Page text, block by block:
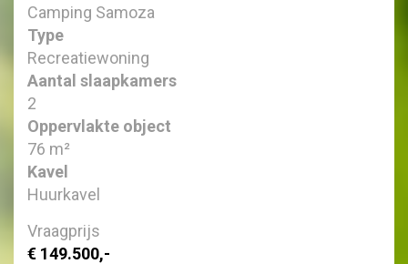
Camping Samoza
Type
Recreatiewoning
Aantal slaapkamers
2
Oppervlakte object
76 m²
Kavel
Huurkavel
Vraagprijs
€ 149.500,-